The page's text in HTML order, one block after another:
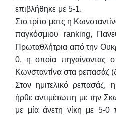
επιβλήθηκε με 5-1.
Στο τρίτο ματς η
παγκόσμιου ranking,
Πρωταθλήτρια από την
0, η οποία πηγαίνοντας
Κωνσταντίνα στα ρεπασάζ
Στον ημιτελικό ρεπασάζ,
ήρθε αντιμέτωπη με την
με μία άνετη νίκη με 5-0